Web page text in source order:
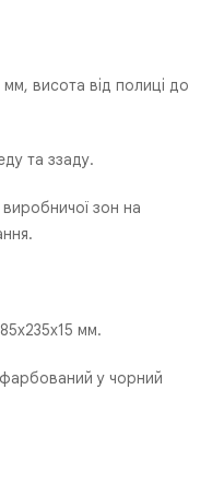
висота від полиці до
та ззаду.
виробничої зон на
мм.
у чорний